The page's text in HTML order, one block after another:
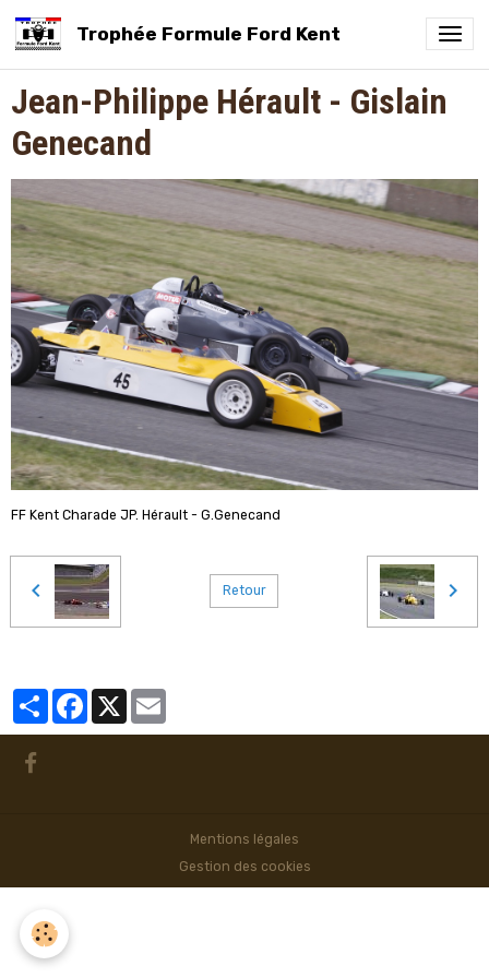
Trophée Formule Ford Kent
Jean-Philippe Hérault - Gislain
Genecand
FF Kent Charade JP. Hérault - G.Genecand
Retour
PartagerFacebook
X
Mentions légales
Gestion des cookies